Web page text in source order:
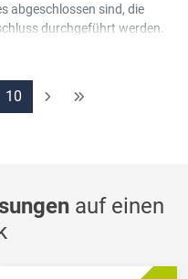
abgeschlossen sind, die
durchgeführt werden.
10
auf einen